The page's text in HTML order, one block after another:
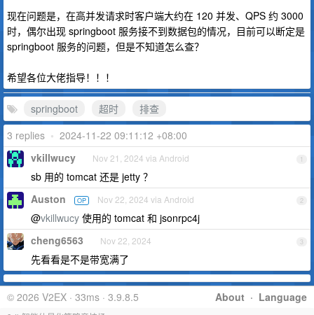
现在问题是，在高并发请求时客户端大约在 120 并发、QPS 约 3000
时，偶尔出现 springboot 服务接不到数据包的情况，目前可以断定是
springboot 服务的问题，但是不知道怎么查？
希望各位大佬指导！！！
springboot 超时
排查
3 replies • 2024-11-22 09:11:12 +08:00
1
vkillwucy Nov 21, 2024 via Android
sb 用的 tomcat 还是 jetty ？
2
Auston OP Nov 22, 2024 via Android
@vkillwucy 使用的 tomcat 和 jsonrpc4j
3
cheng6563 Nov 22, 2024
先看看是不是带宽满了
About · Language
© 2026 V2EX · 33ms · 3.9.8.5